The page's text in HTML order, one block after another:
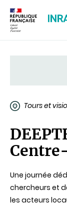
Tours et
Une journée
chercheurs et
les acteurs